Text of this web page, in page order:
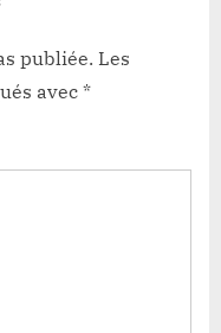
publiée. Les
avec *